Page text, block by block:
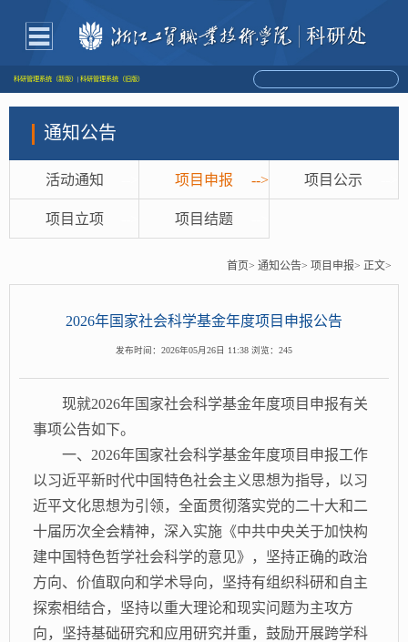
科研管理系统（新版） | 科研管理系统（旧版）
通知公告
活动通知 项目申报 --> 项目公示
项目立项 项目结题
首页> 通知公告> 项目申报> 正文>
2026年国家社会科学基金年度项目申报公告
发布时间：2026年05月26日 11:38 浏览： 245
现就2026年国家社会科学基金年度项目申报有关
事项公告如下。
一、 2026年国家社会科学基金年度项目申报工作
以习近平新时代中国特色社会主义思想为指导，以习
近平文化思想为引领，全面贯彻落实党的二十大和二
十届历次全会精神，深入实施《中共中央关于加快构
建中国特色哲学社会科学的意见》，坚持正确的政治
方向、价值取向和学术导向，坚持有组织科研和自主
探索相结合，坚持以重大理论和现实问题为主攻方
向，坚持基础研究和应用研究并重，鼓励开展跨学科